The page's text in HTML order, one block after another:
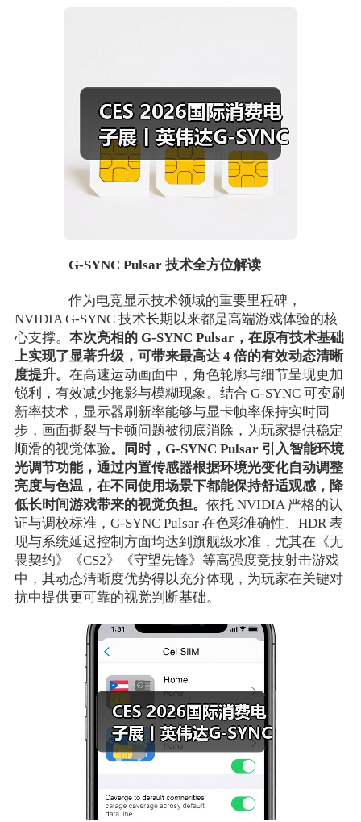
G-SYNC Pulsar 技术全方位解读
作为电竞显示技术领域的重要里程碑，
NVIDIA G-SYNC 技术长期以来都是高端游戏体验的核
心支撑。 本次亮相的 G-SYNC Pulsar，在原有技术基础
上实现了显著升级，可带来最高达 4 倍的有效动态清晰
度提升。 在高速运动画面中，角色轮廓与细节呈现更加
锐利，有效减少拖影与模糊现象。结合 G-SYNC 可变刷
新率技术，显示器刷新率能够与显卡帧率保持实时同
步，画面撕裂与卡顿问题被彻底消除，为玩家提供稳定
顺滑的视觉体验。同时，G-SYNC Pulsar 引入智能环境
光调节功能，通过内置传感器根据环境光变化自动调整
亮度与色温，在不同使用场景下都能保持舒适观感，降
低长时间游戏带来的视觉负担。 依托 NVIDIA 严格的认
证与调校标准，G-SYNC Pulsar 在色彩准确性、HDR 表
现与系统延迟控制方面均达到旗舰级水准，尤其在《无
畏契约》《CS2》《守望先锋》等高强度竞技射击游戏
中，其动态清晰度优势得以充分体现，为玩家在关键对
抗中提供更可靠的视觉判断基础。